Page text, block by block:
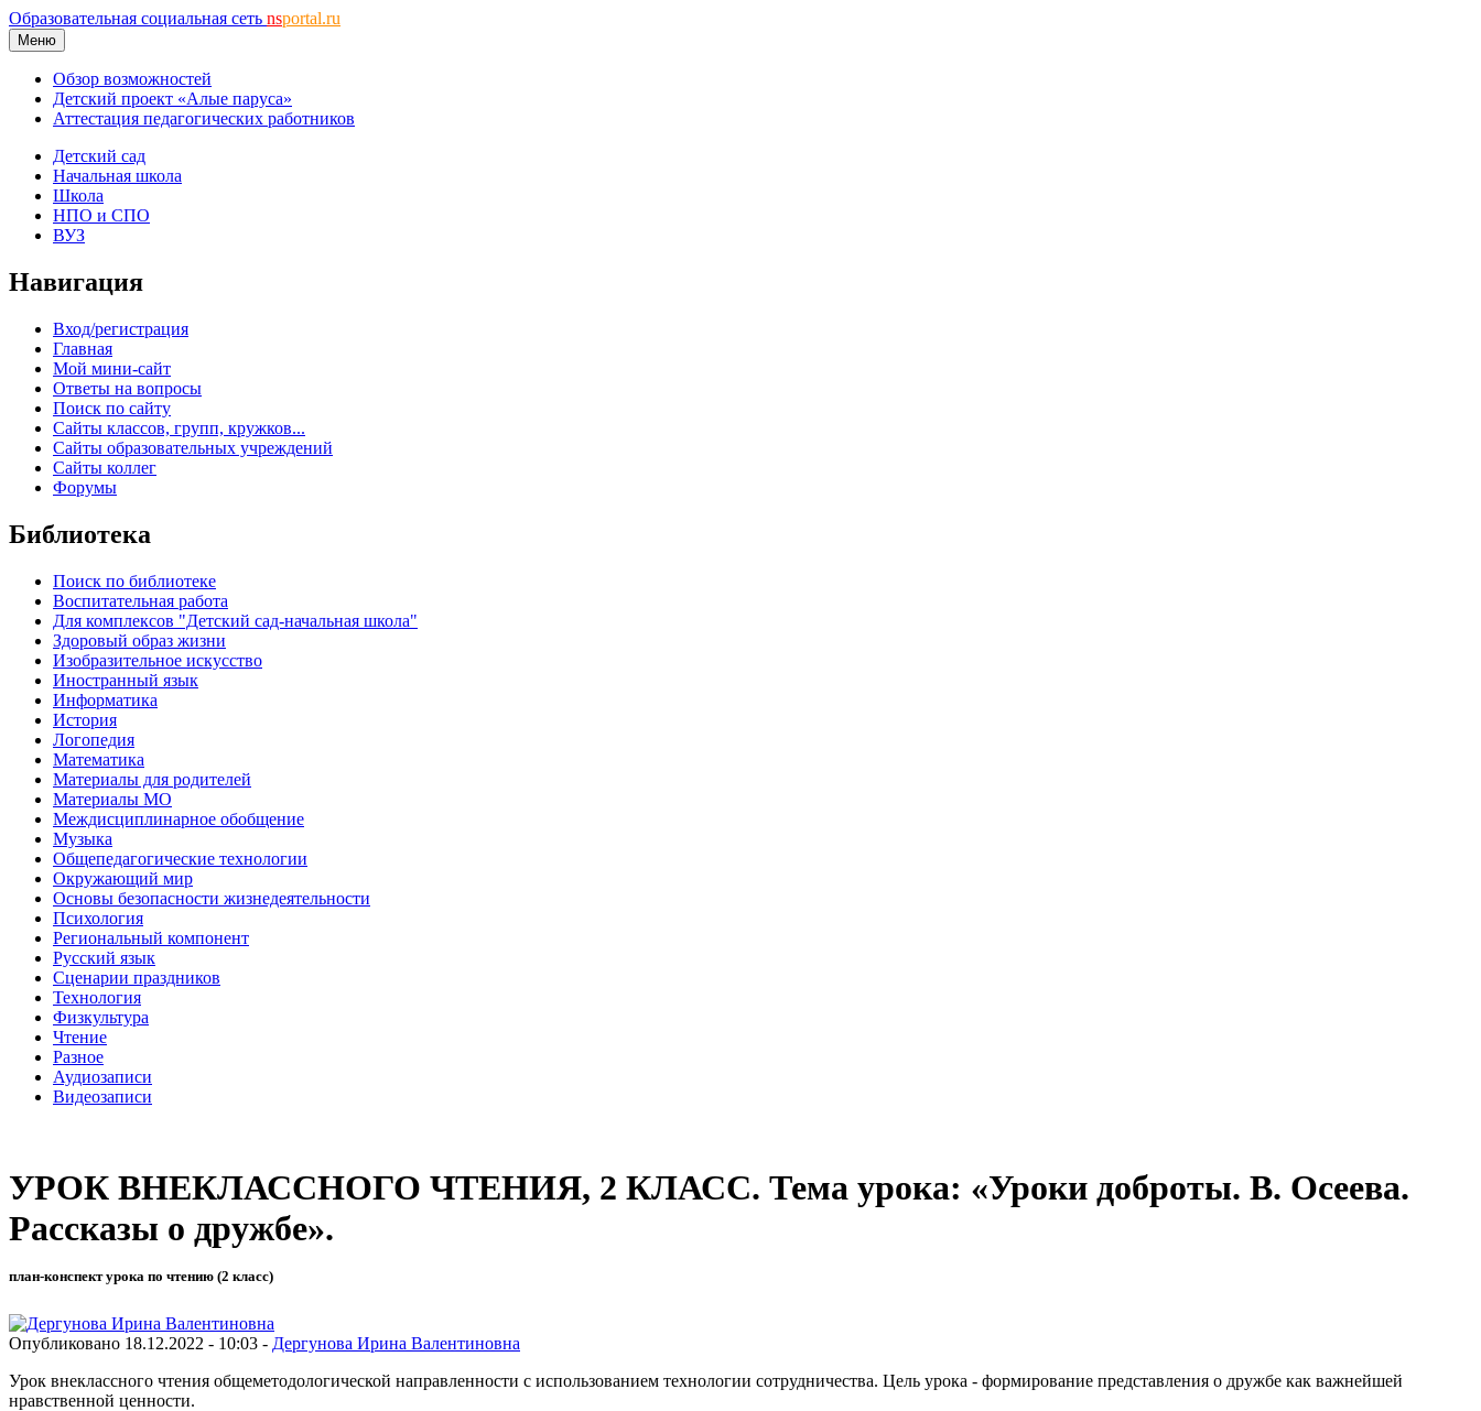
Образовательная социальная сеть nsportal.ru
Меню
Обзор возможностей
Детский проект «Алые паруса»
Аттестация педагогических работников
Детский сад
Начальная школа
Школа
НПО и СПО
ВУЗ
Навигация
Вход/регистрация
Главная
Мой мини-сайт
Ответы на вопросы
Поиск по сайту
Сайты классов, групп, кружков...
Сайты образовательных учреждений
Сайты коллег
Форумы
Библиотека
Поиск по библиотеке
Воспитательная работа
Для комплексов "Детский сад-начальная школа"
Здоровый образ жизни
Изобразительное искусство
Иностранный язык
Информатика
История
Логопедия
Математика
Материалы для родителей
Материалы МО
Междисциплинарное обобщение
Музыка
Общепедагогические технологии
Окружающий мир
Основы безопасности жизнедеятельности
Психология
Региональный компонент
Русский язык
Сценарии праздников
Технология
Физкультура
Чтение
Разное
Аудиозаписи
Видеозаписи
УРОК ВНЕКЛАССНОГО ЧТЕНИЯ, 2 КЛАСС. Тема урока: «Уроки доброты. В. Осеева.
Рассказы о дружбе».
план-конспект урока по чтению (2 класс)
Опубликовано 18.12.2022 - 10:03 - Дергунова Ирина Валентиновна
Урок внеклассного чтения общеметодологической направленности с использованием технологии сотрудничества. Цель урока - формирование представления о дружбе как важнейшей
нравственной ценности.